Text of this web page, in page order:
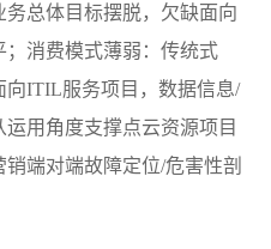
总体目标摆脱，欠缺面向
消费模式薄弱：传统式
ITIL服务项目，数据信息/
用角度支撑点云资源项目
端对端故障定位/危害性剖